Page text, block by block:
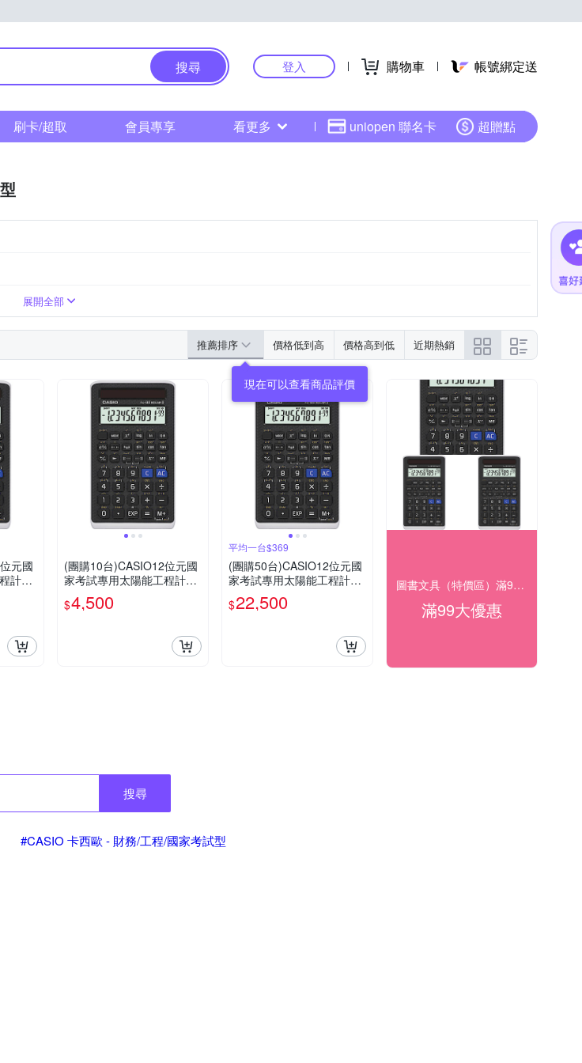
搜尋 登入 購物車 帳號綁定送
刷卡/超取 會員專享 看更多 uniopen 聯名卡 超贈點
展開全部
推薦排序 價格低到高 價格高到低 近期熱銷
現在可以查看商品評價
元國
計算
(團購10台)CASIO12位元國
家考試專用太陽能工程計算
機-FX-82SOLARII
$4,500
平均一台$369
(團購50台)CASIO12位元國
家考試專用太陽能工程計算
機-FX-82SOLARII
$22,500
圖書文具（特價區）滿99出貨
滿99大優惠
搜尋
#CASIO 卡西歐 - 財務/工程/國家考試型